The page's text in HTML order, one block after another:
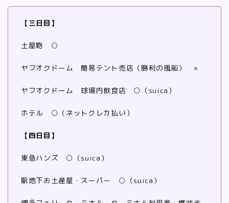
【三日目】
土屋鞄 ○
ヤフオクドーム 簡易テント売店（勝利の風船） ×
ヤフオクドーム 球場内飲食店 ○（suica）
ホテル ○（ネットクレカ払い）
【四日目】
東急ハンズ ○（suica）
駅地下お土産屋・スーパー ○（suica）